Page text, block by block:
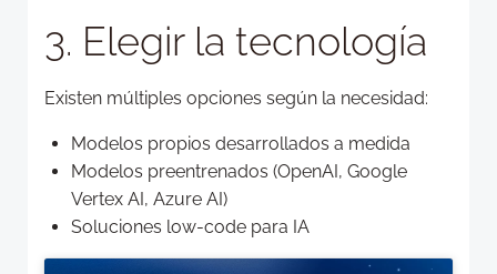
3. Elegir la tecnología
Existen múltiples opciones según la necesidad:
Modelos propios desarrollados a medida
Modelos preentrenados (OpenAI, Google
Vertex AI, Azure AI)
Soluciones low-code para IA